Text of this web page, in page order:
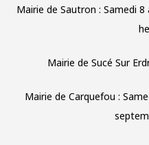
Mairie de Sautron : Samedi
Mairie de Sucé Sur
Mairie de Carquefou :